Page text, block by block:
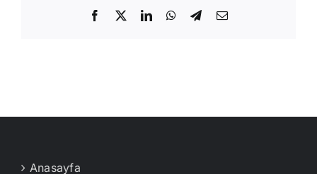
Facebook
X LinkedInWhatsApp
Telegram
E-
Anasayfa